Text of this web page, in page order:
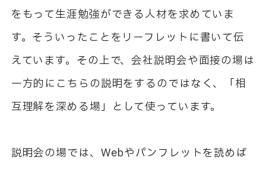
をもって生涯勉強ができる人材を求めていま
す。そういったことをリーフレットに書いて伝
えています。その上で、会社説明会や面接の場は
一方的にこちらの説明をするのではなく、「相
互理解を深める場」として使っています。
説明会の場では、Webやパンフレットを読めば